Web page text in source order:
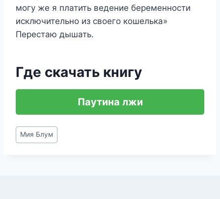
могу же я платить ведение беременности
исключительно из своего кошелька»
Перестаю дышать.
Где скачать книгу
Паутина лжи
Метки
записи:
Мия Блум